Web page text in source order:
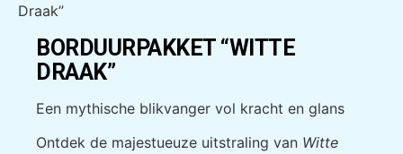
Draak”
BORDUURPAKKET “WITTE
DRAAK”
Een mythische blikvanger vol kracht en glans
Ontdek de majestueuze uitstraling van Witte